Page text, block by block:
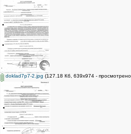
doklad7p7-2.jpg (127.18 Кб, 639x974 -